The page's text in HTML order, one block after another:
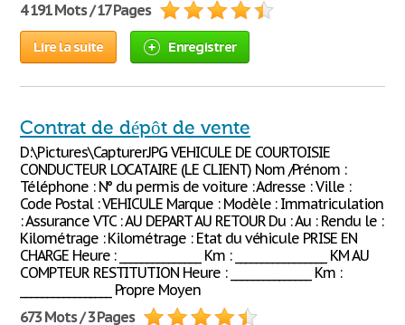
4 191 Mots / 17 Pages
Lire la suite Enregistrer
Contrat de dépôt de vente
D:\Pictures\Capturer.JPG VEHICULE DE COURTOISIE
CONDUCTEUR LOCATAIRE (LE CLIENT) Nom /Prénom :
Téléphone : N° du permis de voiture : Adresse : Ville :
Code Postal : VEHICULE Marque : Modèle : Immatriculation
: Assurance VTC : AU DEPART AU RETOUR Du : Au : Rendu le :
Kilométrage : Kilométrage : Etat du véhicule PRISE EN
CHARGE Heure : _______________ Km : _________________ KM AU
COMPTEUR RESTITUTION Heure : _______________ Km :
_________________ Propre Moyen
673 Mots / 3 Pages